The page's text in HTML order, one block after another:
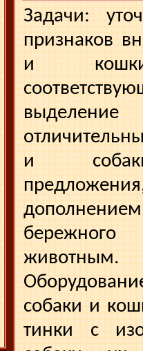
Задачи:
признаков
и кошки,
и
животным.
собаки и
тинки с